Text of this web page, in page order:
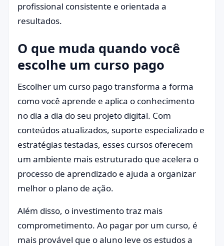
profissional consistente e orientada a
resultados.
O que muda quando você
escolhe um curso pago
Escolher um curso pago transforma a forma
como você aprende e aplica o conhecimento
no dia a dia do seu projeto digital. Com
conteúdos atualizados, suporte especializado e
estratégias testadas, esses cursos oferecem
um ambiente mais estruturado que acelera o
processo de aprendizado e ajuda a organizar
melhor o plano de ação.
Além disso, o investimento traz mais
comprometimento. Ao pagar por um curso, é
mais provável que o aluno leve os estudos a